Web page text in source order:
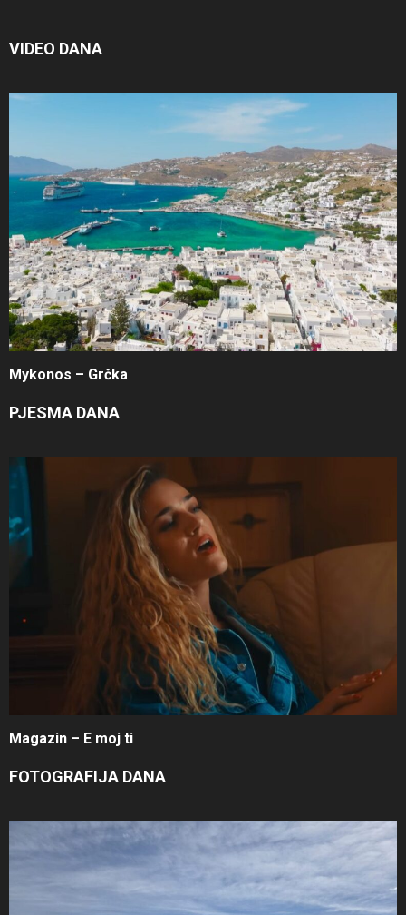
VIDEO DANA
Mykonos – Grčka
PJESMA DANA
Magazin – E moj ti
FOTOGRAFIJA DANA